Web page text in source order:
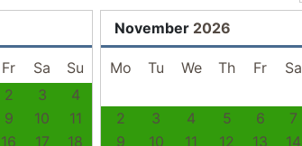
Fr Sa
Su
2 3
4
9 10
11
16 17
18
November 2026
Mo Tu We Th Fr Sa
2
3 4 5 6 7
9
10 11 12 13 14